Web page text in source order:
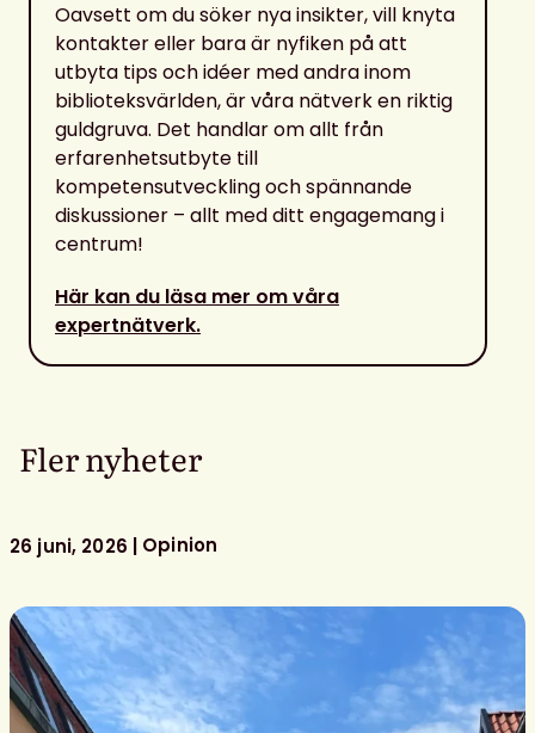
Oavsett om du söker nya insikter, vill knyta
kontakter eller bara är nyfiken på att
utbyta tips och idéer med andra inom
biblioteksvärlden, är våra nätverk en riktig
guldgruva. Det handlar om allt från
erfarenhetsutbyte till
kompetensutveckling och spännande
diskussioner – allt med ditt engagemang i
centrum!
Här kan du läsa mer om våra
expertnätverk.
Fler nyheter
26 juni, 2026 Opinion